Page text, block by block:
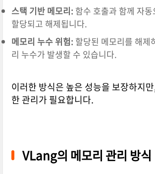
스택 기반 메모리: 함수 호출과 함께 자
할당되고 해제됩니다.
메모리 누수 위험: 할당된 메모리를 해제
리 누수가 발생할 수 있습니다.
이러한 방식은 높은 성능을 보장하지
한 관리가 필요합니다.
VLang의 메모리 관리 방식